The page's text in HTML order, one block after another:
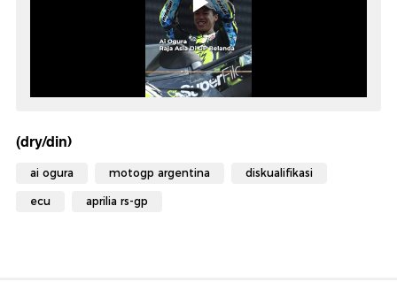
(dry/din)
ai ogura motogp argentina diskualifikasi
ecu aprilia rs-gp